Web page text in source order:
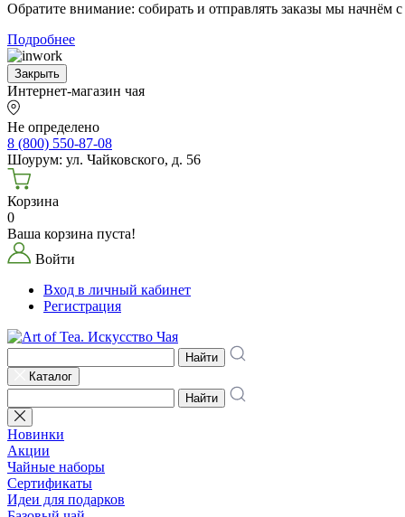
Обратите внимание: собирать и отправлять заказы мы начнём с
Подробнее
Закрыть
Интернет-магазин чая
Не определено
8 (800) 550-87-08
Шоурум: ул. Чайковского, д. 56
Корзина
0
Ваша корзина пуста!
Войти
Вход в личный кабинет
Регистрация
Найти
Каталог
Найти
Новинки
Акции
Чайные наборы
Сертификаты
Идеи для подарков